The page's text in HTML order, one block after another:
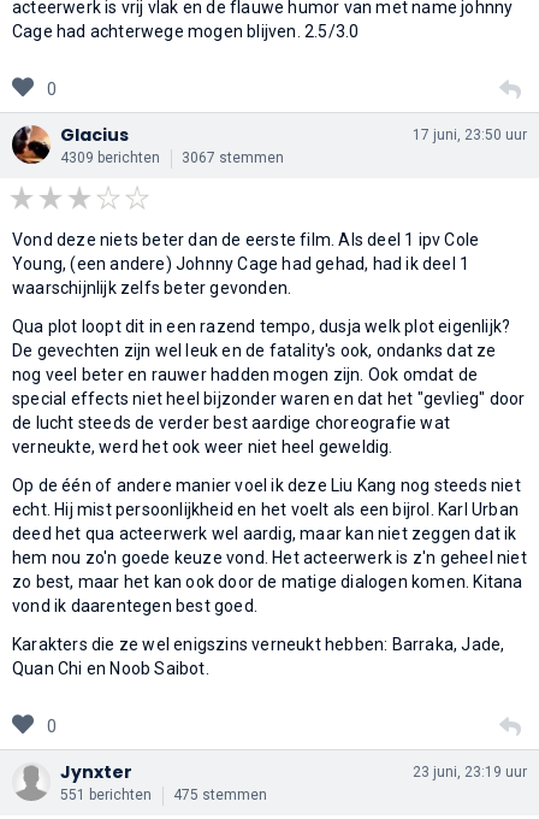
acteerwerk is vrij vlak en de flauwe humor van met name johnny
Cage had achterwege mogen blijven. 2.5/3.0
0
Glacius
4309 berichten 3067 stemmen
17 juni, 23:50 uur
Vond deze niets beter dan de eerste film. Als deel 1 ipv Cole
Young, (een andere) Johnny Cage had gehad, had ik deel 1
waarschijnlijk zelfs beter gevonden.
Qua plot loopt dit in een razend tempo, dusja welk plot eigenlijk?
De gevechten zijn wel leuk en de fatality's ook, ondanks dat ze
nog veel beter en rauwer hadden mogen zijn. Ook omdat de
special effects niet heel bijzonder waren en dat het "gevlieg" door
de lucht steeds de verder best aardige choreografie wat
verneukte, werd het ook weer niet heel geweldig.
Op de één of andere manier voel ik deze Liu Kang nog steeds niet
echt. Hij mist persoonlijkheid en het voelt als een bijrol. Karl Urban
deed het qua acteerwerk wel aardig, maar kan niet zeggen dat ik
hem nou zo'n goede keuze vond. Het acteerwerk is z'n geheel niet
zo best, maar het kan ook door de matige dialogen komen. Kitana
vond ik daarentegen best goed.
Karakters die ze wel enigszins verneukt hebben: Barraka, Jade,
Quan Chi en Noob Saibot.
0
Jynxter
551 berichten 475 stemmen
23 juni, 23:19 uur